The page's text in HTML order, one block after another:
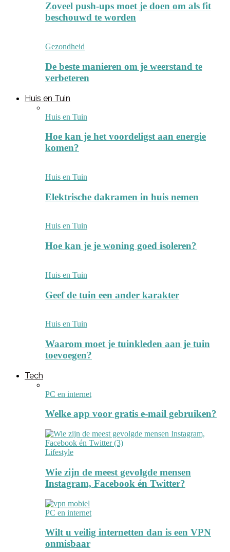
Zoveel push-ups moet je doen om als fit
beschouwd te worden
Gezondheid
De beste manieren om je weerstand te
verbeteren
Huis en Tuin
Huis en Tuin
Hoe kan je het voordeligst aan energie
komen?
Huis en Tuin
Elektrische dakramen in huis nemen
Huis en Tuin
Hoe kan je je woning goed isoleren?
Huis en Tuin
Geef de tuin een ander karakter
Huis en Tuin
Waarom moet je tuinkleden aan je tuin
toevoegen?
Tech
PC en internet
Welke app voor gratis e-mail gebruiken?
Lifestyle
Wie zijn de meest gevolgde mensen
Instagram, Facebook én Twitter?
PC en internet
Wilt u veilig internetten dan is een VPN
onmisbaar